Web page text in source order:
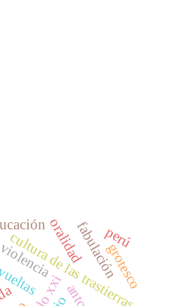
cultura de las trastierras
oralidadfabulacióngrotesco
perú